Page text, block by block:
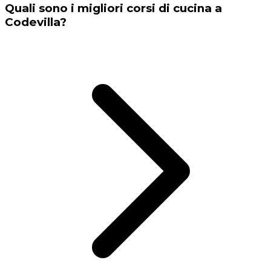
Quali sono i migliori corsi di cucina a
Codevilla?